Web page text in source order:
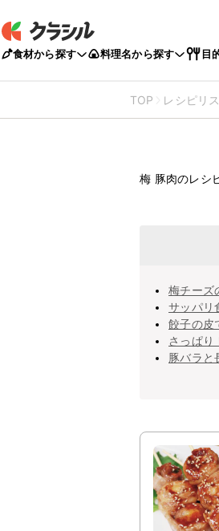
食材から探す 料理名から探す 目
TOP レシピリ
梅 豚肉のレシ
梅チーズ
サッパリ
餃子の皮
さっぱり
豚バラと